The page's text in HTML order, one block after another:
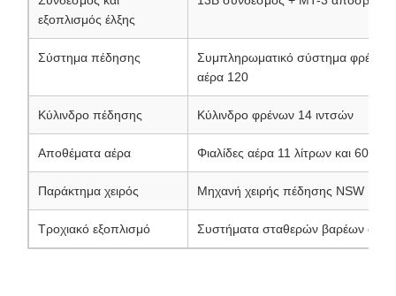
εξοπλισμός έλξης
Σύστημα πέδησης
Συμπληρωματικό σύστημα φρένων
αέρα 120
Κύλινδρο πέδησης Κύλινδρο φρένων 14 ιντσών
Αποθέματα αέρα Φιαλίδες αέρα 11 λίτρων και 60
Παράκτημα χειρός Μηχανή χειρής πέδησης NSW
Τροχιακό εξοπλισμό Συστήματα σταθερών βαρέων